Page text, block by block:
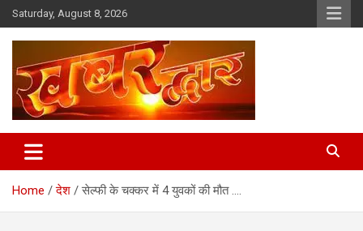
Skip
to
content
Saturday, August 8, 2026
Khabar Dwar
Home देश सेल्फी के चक्कर में 4 युवकों की मौत ….